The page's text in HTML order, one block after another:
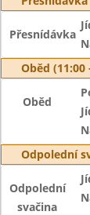
Přesnídávka
Oběd (11:00
Oběd
Odpolední
Odpolední
svačina